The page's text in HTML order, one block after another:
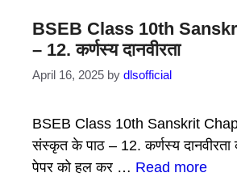
BSEB Class 10th Sanskrit
– 12. कर्णस्य दानवीरता
April 16, 2025 by dlsofficial
BSEB Class 10th Sanskrit
संस्कृत के पाठ – 12. कर्णस्य
पेपर को हल कर … Read more